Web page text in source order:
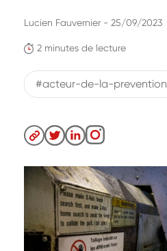
2 minutes de lecture
Lucien Fauvernier - 25/09/2023
#acteur-de-la-prevention